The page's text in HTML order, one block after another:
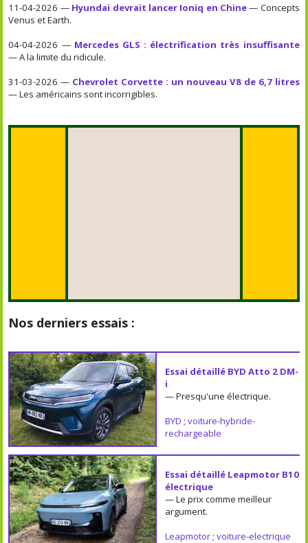
11-04-2026 — Hyundai devrait lancer Ioniq en Chine— Concepts
Venus et Earth.
04-04-2026 — Mercedes GLS : électrification très insuffisante
— A la limite du ridicule.
31-03-2026 — Chevrolet Corvette : un nouveau V8 de 6,7 litres
— Les américains sont incorrigibles.
Nos derniers essais :
Essai détaillé BYD Atto 2 DM-
i
— Presqu'une électrique.
BYD ; voiture-hybride-
rechargeable
Essai détaillé Leapmotor B10
électrique
— Le prix comme meilleur
argument.
Leapmotor; voiture-electrique